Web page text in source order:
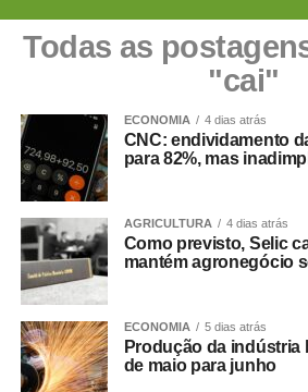
Todas as
"cai"
ECONOMIA 4 dias atrás
CNC: endividamento
para 82%, mas
AGRICULTURA 4 dias atrás
Como previsto, Selic
mantém agronegócio
ECONOMIA 5 dias atrás
Produção da indústria
de maio para junho